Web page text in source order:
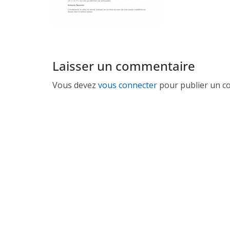
Laisser un commentaire
Vous devez vous connecter pour publier un